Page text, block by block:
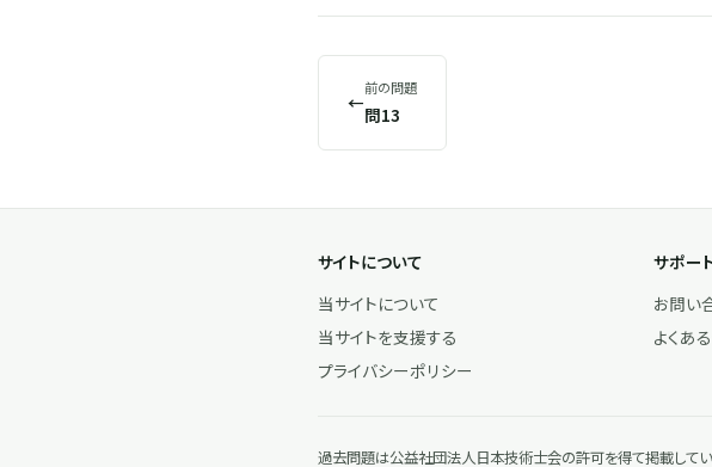
←
前の問題
問13
サイトについて
当サイトについて
当サイトを支援する
プライバシーポリシー
サポー
お問い
よくあ
過去問題は公益社団法人日本技術士会の許可を得て掲載してい